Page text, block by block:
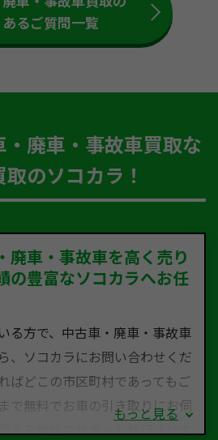
るご質問一覧
廃車・事故車買取な
のソコカラ！
廃車・事故車を高く売り
の豊富なソコカラへお任
る方で、中古車・廃車・事故車
、ソコカラにお問い合わせくだ
ばどこの市区町村であってもご
で無料でお車の引き取りにお伺
きを無料でサポート代行させて
もっと見る